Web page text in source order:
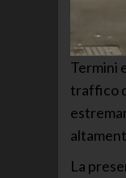
Termini
traffico
La